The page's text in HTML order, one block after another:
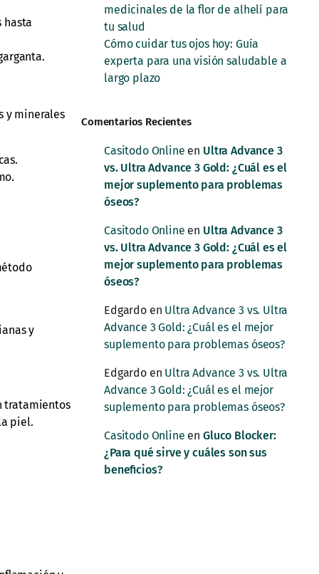
hasta
y minerales
y
tratamientos
piel.
medicinales de la flor de alhelí para
tu salud
Cómo cuidar tus ojos hoy: Guía
experta para una visión saludable a
largo plazo
Comentarios Recientes
Casitodo Online en Ultra Advance 3
vs. Ultra Advance 3 Gold: ¿Cuál es el
mejor suplemento para problemas
óseos?
Casitodo Online en Ultra Advance 3
vs. Ultra Advance 3 Gold: ¿Cuál es el
mejor suplemento para problemas
óseos?
Edgardoen Ultra Advance 3 vs. Ultra
Advance 3 Gold: ¿Cuál es el mejor
suplemento para problemas óseos?
Edgardoen Ultra Advance 3 vs. Ultra
Advance 3 Gold: ¿Cuál es el mejor
suplemento para problemas óseos?
Casitodo Online en Gluco Blocker:
¿Para qué sirve y cuáles son sus
beneficios?